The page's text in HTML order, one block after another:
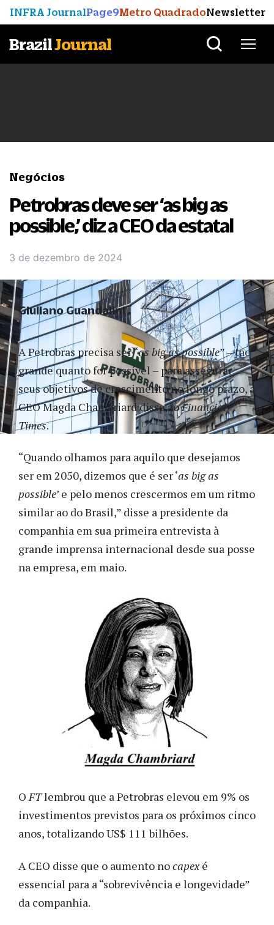
INFRA JournalPage9Metro QuadradoNewsletter
BrazilJournal
Negócios
Petrobras deve ser ‘as big as
possible,’ diz a CEO da estatal
3 de dezembro de 2024
A Petrobras precisa ser “as big as possible” – tão
grande quanto for possível – para assegurar
seus objetivos de crescimento no longo prazo, a
CEO Magda Chambriard disse aoFinancial
Times.
“Quando olhamos para aquilo que desejamos
ser em 2050, dizemos que é ser ‘as big as
possible’ e pelo menos crescermos em um ritmo
similar ao do Brasil,” disse a presidente da
companhia em sua primeira entrevista à
grande imprensa internacional desde sua posse
na empresa, em maio.
OFTlembrou que a Petrobras elevou em 9% os
investimentos previstos para os próximos cinco
anos, totalizando US$ 111 bilhões.
A CEO disse que o aumento nocapexé
essencial para a “sobrevivência e longevidade”
da companhia.
Giuliano Guandalini